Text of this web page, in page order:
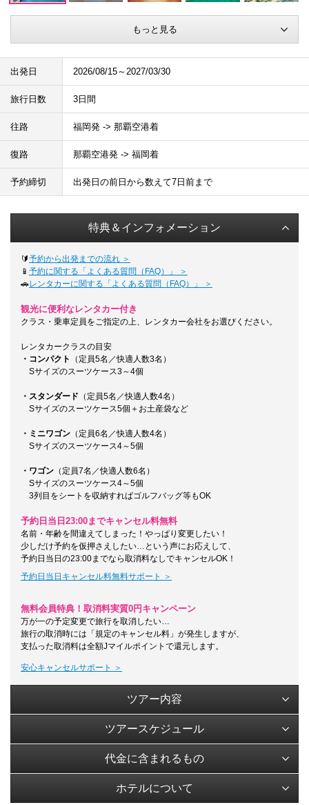
もっと見る
出発日 2026/08/15～2027/03/30
旅行日数 3日間
往路 福岡発 -> 那覇空港着
復路 那覇空港発 -> 福岡着
予約締切 出発日の前日から数えて7日前まで
特典＆インフォメーション
🔰予約から出発までの流れ ＞
📱 予約に関する「よくある質問（FAQ）」 ＞
🚗レンタカーに関する「よくある質問（FAQ）」 ＞
観光に便利なレンタカー付き
クラス・乗車定員をご指定の上、レンタカー会社をお選びください。
レンタカークラスの目安
・コンパクト
（定員5名／快適人数3名）
Sサイズのスーツケース3～4個
・スタンダード （定員5名／快適人数4名）
Sサイズのスーツケース5個＋お土産袋など
・ミニワゴン （定員6名／快適人数4名）
Sサイズのスーツケース4～5個
・ワゴン （定員7名／快適人数6名）
Sサイズのスーツケース4～5個
3列目をシートを収納すればゴルフバッグ等もOK
予約日当日23:00までキャンセル料無料
名前・年齢を間違えてしまった！やっぱり変更したい！
少しだけ予約を仮押さえしたい…という声にお応えして、
予約日当日の23:00までなら取消料なしでキャンセルOK！
予約日当日キャンセル料無料サポート ＞
無料会員特典！取消料実質0円キャンペーン
万が一の予定変更で旅行を取消したい…
旅行の取消時には「規定のキャンセル料」が発生しますが、
支払った取消料は全額Jマイルポイントで還元します。
安心キャンセルサポート ＞
ツアー内容
ツアースケジュール
代金に含まれるもの
ホテルについて